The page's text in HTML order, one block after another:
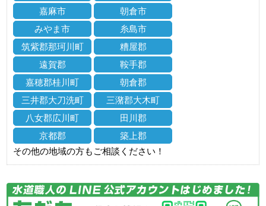
嘉麻市
朝倉市
みやま市
糸島市
筑紫郡那珂川町
糟屋郡
遠賀郡
鞍手郡
嘉穂郡桂川町
朝倉郡
三井郡大刀洗町
三潴郡大木町
八女郡広川町
田川郡
京都郡
築上郡
その他の地域の方もご相談ください！